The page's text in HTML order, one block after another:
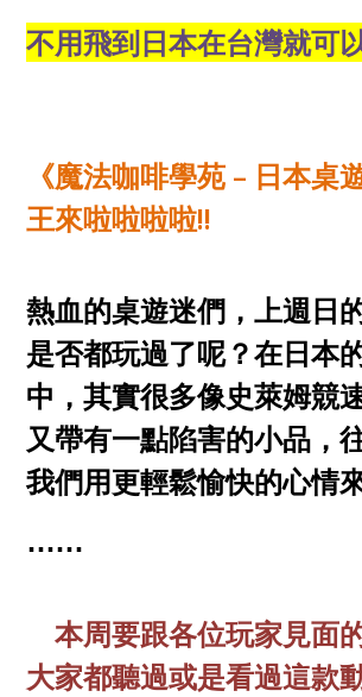
不用飛到日本在台灣就可
《魔法咖啡學苑 – 日本桌
王來啦啦啦啦!!
熱血的桌遊迷們，上週日
是否都玩過了呢？在日本
中，其實很多像史萊姆競
又帶有一點陷害的小品，
我們用更輕鬆愉快的心情
⋯⋯
本周要跟各位玩家見面
大家都聽過或是看過這款